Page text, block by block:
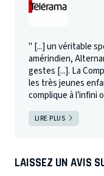
" [...] un véritable
amérindien,
gestes [...]. La
les très jeunes
complique à l’infini
LIRE PLUS
LAISSEZ UN AVIS